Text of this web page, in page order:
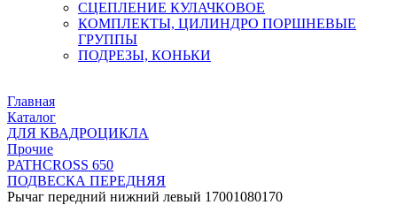
СЦЕПЛЕНИЕ КУЛАЧКОВОЕ
КОМПЛЕКТЫ, ЦИЛИНДРО ПОРШНЕВЫЕ
ГРУППЫ
ПОДРЕЗЫ, КОНЬКИ
Главная
Каталог
ДЛЯ КВАДРОЦИКЛА
Прочие
PATHCROSS 650
ПОДВЕСКА ПЕРЕДНЯЯ
Рычаг передний нижний левый 17001080170